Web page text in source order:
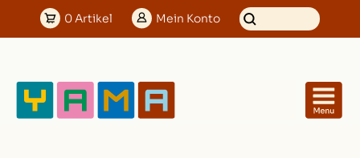
0Artikel Mein Konto